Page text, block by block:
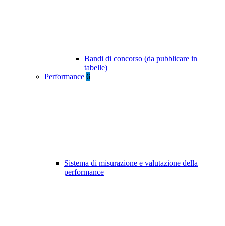
Bandi di concorso (da pubblicare in
tabelle)
Performance 6
Sistema di misurazione e valutazione della
performance